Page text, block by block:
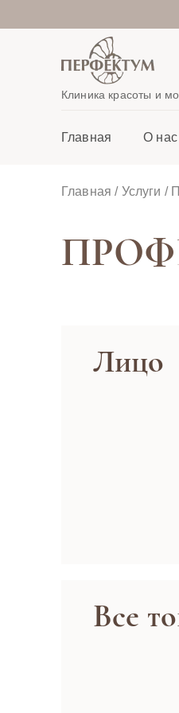
Клиника красоты и
Главная О нас
Главная / Услуги /
Лицо
Все